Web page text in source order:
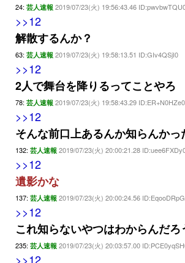
24: 芸人速報 2019/07/23(火) 19:56:43.46
>>12
解散するんか？
63: 芸人速報 2019/07/23(火) 19:58:13.51 ID:GIv4QSjI0
>>12
2人で舞台を降りるってことやろ
78: 芸人速報 2019/07/23(火) 19:58:43.29 ID:ER+N0HZe0
>>12
そんな前口上あるんか知らんかっ
132: 芸人速報 2019/07/23(火) 20:00:21.28
>>12
遺影かな
137: 芸人速報 2019/07/23(火) 20:00:24.56
>>12
これ知らないやつはわからんだろ
235: 芸人速報 2019/07/23(火) 20:03:57.00
>>12